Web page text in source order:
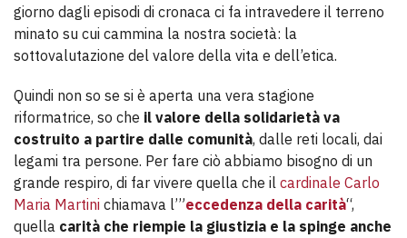
giorno dagli episodi di cronaca ci fa intravedere il terreno
minato su cui cammina la nostra società: la
sottovalutazione del valore della vita e dell’etica.
Quindi non so se si è aperta una vera stagione
riformatrice, so che il valore della solidarietà va
costruito a partire dalle comunità, dalle reti locali, dai
legami tra persone. Per fare ciò abbiamo bisogno di un
grande respiro, di far vivere quella che il cardinale Carlo
Maria Martini chiamava l’”eccedenza della carità“,
quella carità che riempie la giustizia e la spinge anche